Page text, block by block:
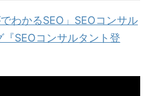
わかるSEO」SEOコンサル
SEOコンサルタント登